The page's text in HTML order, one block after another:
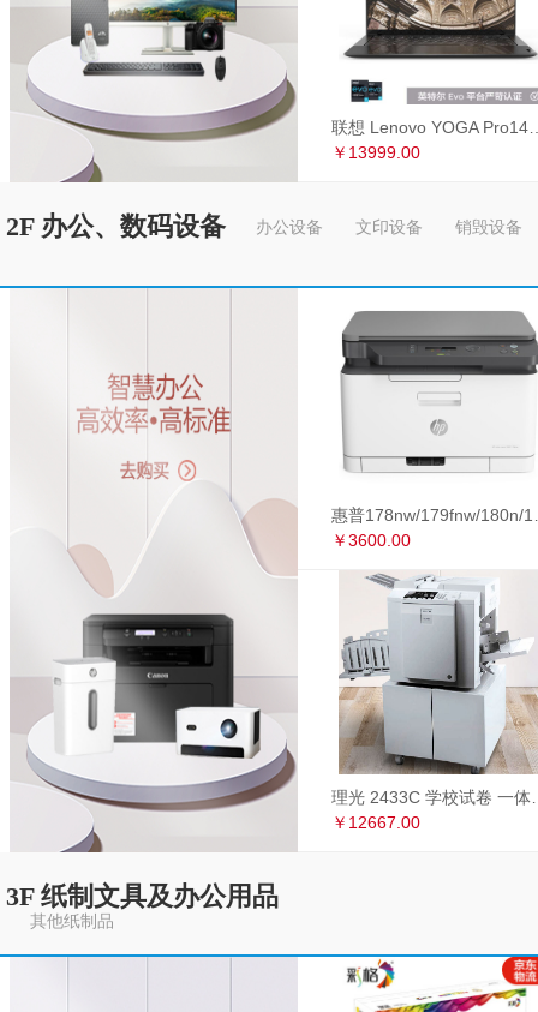
￥13999.00
2F 办公、数码设备 办公设备 文印设备 销毁设备
￥3600.00
￥12667.00
3F 纸制文具及办公用品
其他纸制品